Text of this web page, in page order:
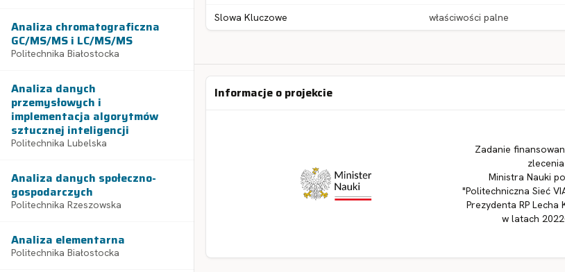
Analiza chromatograficzna
GC/MS/MS i LC/MS/MS
Politechnika Białostocka
Analiza danych
przemysłowych i
implementacja algorytmów
sztucznej inteligencji
Politechnika Lubelska
Analiza danych społeczno-
gospodarczych
Politechnika Rzeszowska
Analiza elementarna
Politechnika Białostocka
Slowa Kluczowe właściwości palne
Informacje o projekcie
Zadanie
zlecenia
Ministra Nauki
"Politechniczna Sieć
Prezydenta RP Lecha
w latach